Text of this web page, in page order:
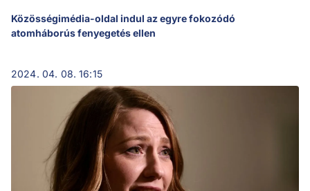
Közösségimédia-oldal indul az egyre fokozódó
atomháborús fenyegetés ellen
2024. 04. 08. 16:15